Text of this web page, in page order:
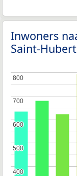
Inwoners
Saint-Hubert
400
400
500
500
600
600
700
700
800
800